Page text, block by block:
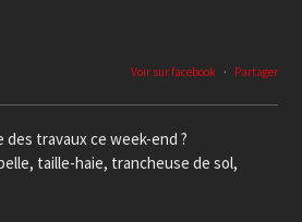
Voir sur facebook · Partager
des travaux ce week-end ?
taille-haie, trancheuse de sol,